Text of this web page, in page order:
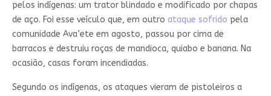
pelos indígenas: um trator blindado e modificado por chapas
de aço. Foi esse veículo que, em outro ataque sofrido pela
comunidade Ava’ete em agosto, passou por cima de
barracos e destruiu roças de mandioca, quiabo e banana. Na
ocasião, casas foram incendiadas.
Segundo os indígenas, os ataques vieram de pistoleiros a